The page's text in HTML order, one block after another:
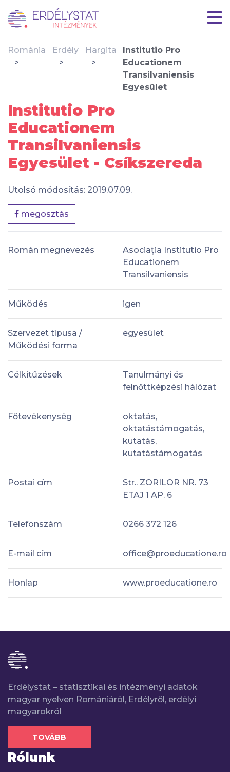
Románia Erdély Hargita
Institutio Pro
Educationem
Transilvaniensis
Egyesület
Institutio Pro
Educationem
Transilvaniensis
Egyesület - Csíkszereda
Utolsó módosítás: 2019.07.09.
megosztás
Román megnevezés
Asociația Institutio Pro
Educationem
Transilvaniensis
Működés igen
Szervezet típusa /
Működési forma
egyesület
Célkitűzések
Tanulmányi és
felnőttképzési hálózat
Főtevékenység
oktatás,
oktatástámogatás,
kutatás,
kutatástámogatás
Postai cím
Str.. ZORILOR NR. 73
ETAJ 1 AP. 6
Telefonszám 0266 372 126
E-mail cím office@proeducatione.ro
Honlap www.proeducatione.ro
Erdélystat – statisztikai és intézményi adatok
magyar nyelven Romániáról, Erdélyről, erdélyi
magyarokról
TOVÁBB
Rólunk